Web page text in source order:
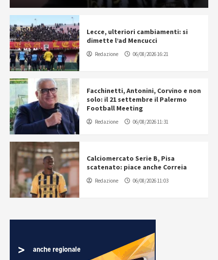
Lecce, ulteriori cambiamenti: si
dimette l’ad Mencucci
Redazione 06/08/2026 16:21
Facchinetti, Antonini, Corvino e non
solo: il 21 settembre il Palermo
Football Meeting
Redazione 06/08/2026 11:31
Calciomercato Serie B, Pisa
scatenato: piace anche Correia
Redazione 06/08/2026 11:03